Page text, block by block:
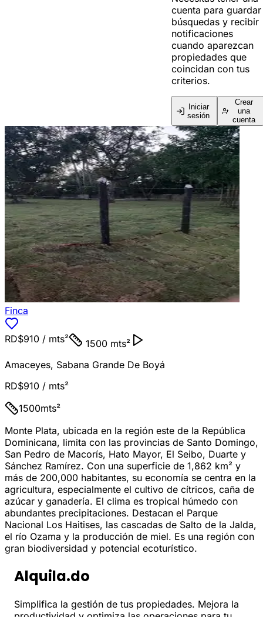
cuenta para guardar
búsquedas y recibir
notificaciones
cuando aparezcan
propiedades que
coincidan con tus
criterios.
Iniciar
sesión
Crear
una
cuenta
Finca
RD$910 / mts²
1500 mts²
Amaceyes, Sabana Grande De Boyá
RD$910 / mts²
1500mts²
Monte Plata, ubicada en la región este de la República
Dominicana, limita con las provincias de Santo Domingo,
San Pedro de Macorís, Hato Mayor, El Seibo, Duarte y
Sánchez Ramírez. Con una superficie de 1,862 km² y
más de 200,000 habitantes, su economía se centra en la
agricultura, especialmente el cultivo de cítricos, caña de
azúcar y ganadería. El clima es tropical húmedo con
abundantes precipitaciones. Destacan el Parque
Nacional Los Haitises, las cascadas de Salto de la Jalda,
el río Ozama y la producción de miel. Es una región con
gran biodiversidad y potencial ecoturístico.
Alquila.do
Simplifica la gestión de tus propiedades. Mejora la